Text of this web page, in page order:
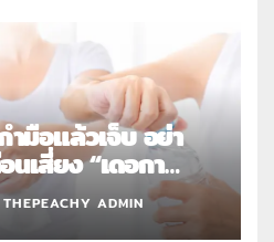
มือแล้วเจ็บ อย่า
นเสี่ยง “เดอกา
เอ็นอักเสบจากการ
THEPEACHY ADMIN